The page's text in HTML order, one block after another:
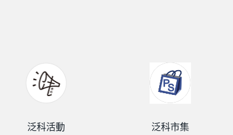
泛科活動 泛科市集